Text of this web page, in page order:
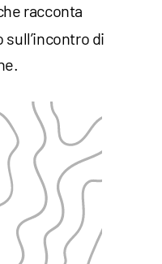
racconta
sull’incontro di